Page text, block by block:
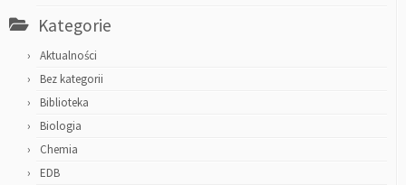
Kategorie
Aktualności
Bez kategorii
Biblioteka
Biologia
Chemia
EDB